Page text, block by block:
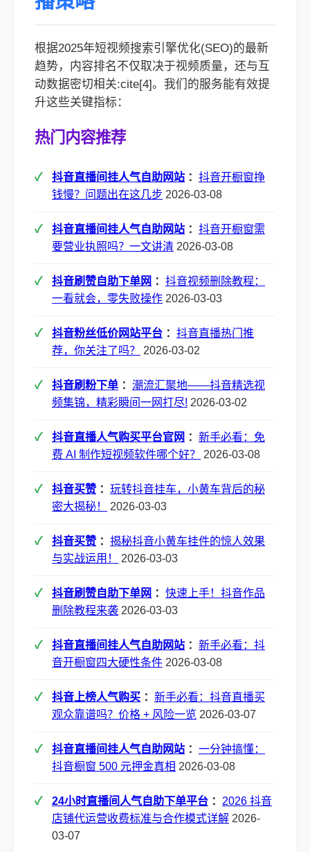
根据2025年短视频搜索引擎优化(SEO)的最新
趋势，内容排名不仅取决于视频质量，还与互
动数据密切相关:cite[4]。我们的服务能有效提
升这些关键指标：
热门内容推荐
抖音直播间挂人气自助网站 ： 抖音开橱窗挣
钱慢？问题出在这几步 2026-03-08
抖音直播间挂人气自助网站 ： 抖音开橱窗需
要营业执照吗？一文讲清 2026-03-08
抖音刷赞自助下单网 ： 抖音视频删除教程：
一看就会，零失败操作 2026-03-03
抖音粉丝低价网站平台 ： 抖音直播热门推
荐，你关注了吗？
2026-03-02
抖音刷粉下单 ： 潮流汇聚地——抖音精选视
频集锦，精彩瞬间一网打尽! 2026-03-02
抖音直播人气购买平台官网 ： 新手必看：免
费 AI 制作短视频软件哪个好？
2026-03-08
抖音买赞 ： 玩转抖音挂车，小黄车背后的秘
密大揭秘！
2026-03-03
抖音买赞 ： 揭秘抖音小黄车挂件的惊人效果
与实战运用！
2026-03-03
抖音刷赞自助下单网 ： 快速上手！抖音作品
删除教程来袭 2026-03-03
抖音直播间挂人气自助网站 ： 新手必看：抖
音开橱窗四大硬性条件 2026-03-08
抖音上榜人气购买 ： 新手必看：抖音直播买
观众靠谱吗？价格 + 风险一览 2026-03-07
抖音直播间挂人气自助网站 ： 一分钟搞懂：
抖音橱窗 500 元押金真相 2026-03-08
24小时直播间人气自助下单平台 ： 2026 抖音
店铺代运营收费标准与合作模式详解 2026-
03-07